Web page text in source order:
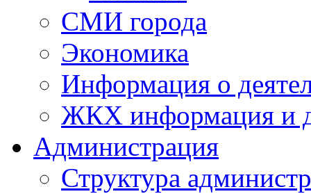
СМИ города
Экономика
Информация о
ЖКХ информация и
Администрация
Структура